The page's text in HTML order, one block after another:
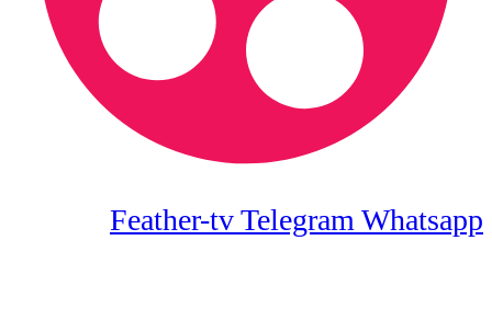
Feather-tvTelegram Whatsapp